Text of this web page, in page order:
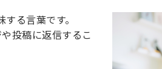
る言葉です。
投稿に返信するこ